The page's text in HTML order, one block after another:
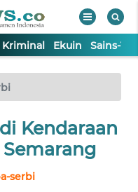
Kriminal Ekuin Sains-
Kendaraan
serbi